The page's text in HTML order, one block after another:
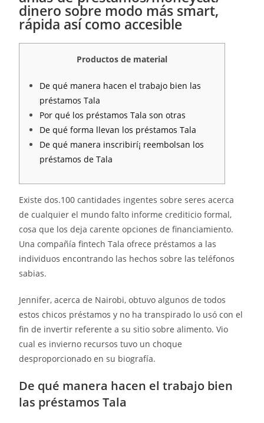
dinero sobre modo más smart,
rápida así­ como accesible
Productos de material
De qué manera hacen el trabajo bien las
préstamos Tala
Por qué los préstamos Tala son otras
De qué forma llevan los préstamos Tala
De qué manera inscribirí¡ reembolsan los
préstamos de Tala
Existe dos.100 cantidades ingentes sobre seres acerca
de cualquier el mundo falto informe crediticio formal,
cosa que los deja carente opciones de financiamiento.
Una compañía fintech Tala ofrece préstamos a las
individuos encontrando las hechos sobre las teléfonos
sabias.
Jennifer, acerca de Nairobi, obtuvo algunos de todos
estos chicos préstamos y no ha transpirado lo usó con el
fin de invertir referente a su sitio sobre alimento.Vio
cual es invierno recursos tuvo un choque
desproporcionado en su biografía.
De qué manera hacen el trabajo bien
las préstamos Tala